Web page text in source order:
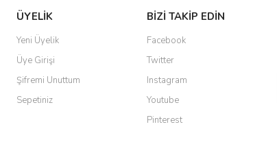
ÜYELİK
Yeni Üyelik
Üye Girişi
Şifremi Unuttum
Sepetiniz
BİZİ TAKİP EDİN
Facebook
Twitter
Instagram
Youtube
Pinterest